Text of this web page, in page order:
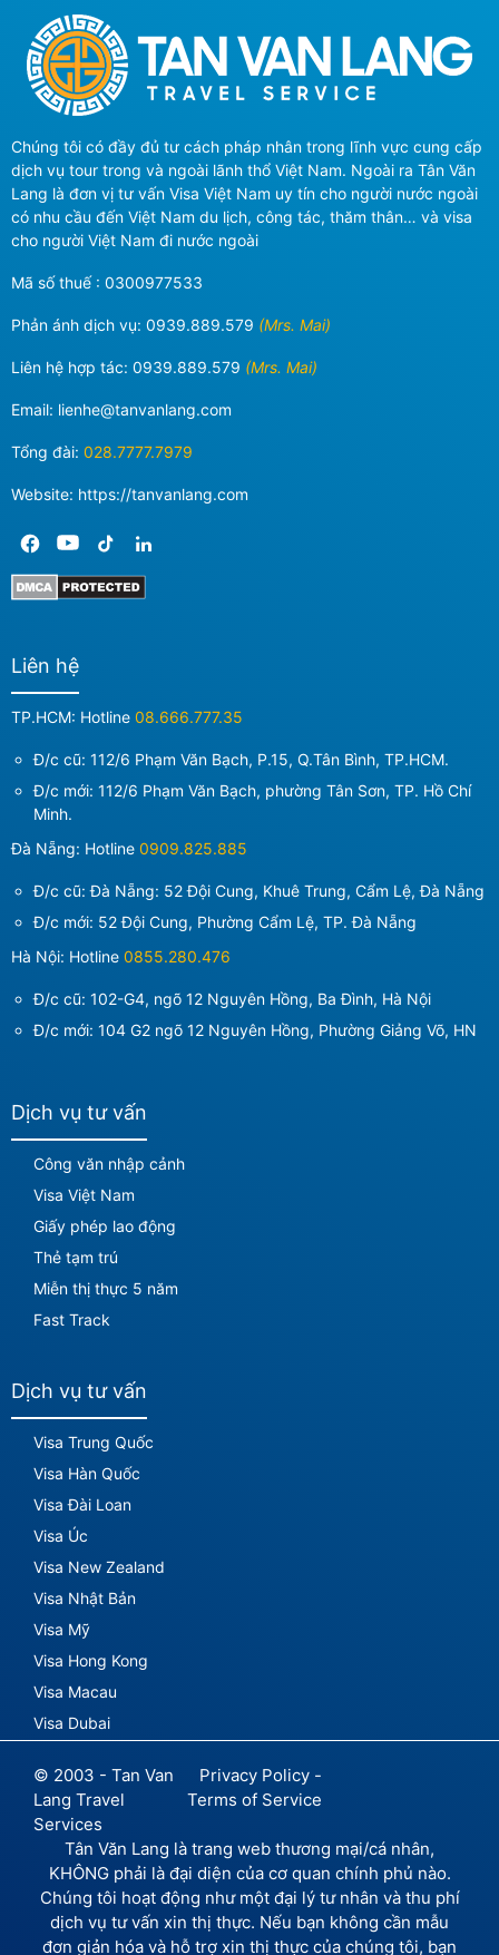
Chúng tôi có đầy đủ tư cách pháp nhân trong lĩnh vực cung cấp
dịch vụ tour trong và ngoài lãnh thổ Việt Nam. Ngoài ra Tân Văn
Lang là đơn vị tư vấn Visa Việt Nam uy tín cho người nước ngoài
có nhu cầu đến Việt Nam du lịch, công tác, thăm thân… và visa
cho người Việt Nam đi nước ngoài
Mã số thuế : 0300977533
Phản ánh dịch vụ: 0939.889.579 (Mrs. Mai)
Liên hệ hợp tác: 0939.889.579 (Mrs. Mai)
Email: lienhe@tanvanlang.com
Tổng đài: 028.7777.7979
Website: https://tanvanlang.com
Liên hệ
TP.HCM: Hotline 08.666.777.35
Đ/c cũ: 112/6 Phạm Văn Bạch, P.15, Q.Tân Bình, TP.HCM.
Đ/c mới: 112/6 Phạm Văn Bạch, phường Tân Sơn, TP. Hồ Chí
Minh.
Đà Nẵng: Hotline 0909.825.885
Đ/c cũ: Đà Nẵng: 52 Đội Cung, Khuê Trung, Cẩm Lệ, Đà Nẵng
Đ/c mới: 52 Đội Cung, Phường Cẩm Lệ, TP. Đà Nẵng
Hà Nội: Hotline 0855.280.476
Đ/c cũ: 102-G4, ngõ 12 Nguyên Hồng, Ba Đình, Hà Nội
Đ/c mới: 104 G2 ngõ 12 Nguyên Hồng, Phường Giảng Võ, HN
Dịch vụ tư vấn
Công văn nhập cảnh
Visa Việt Nam
Giấy phép lao động
Thẻ tạm trú
Miễn thị thực 5 năm
Fast Track
Dịch vụ tư vấn
Visa Trung Quốc
Visa Hàn Quốc
Visa Đài Loan
Visa Úc
Visa New Zealand
Visa Nhật Bản
Visa Mỹ
Visa Hong Kong
Visa Macau
Visa Dubai
© 2003 - Tan Van
Lang Travel
Services
Privacy Policy -
Terms of Service
Tân Văn Lang là trang web thương mại/cá nhân,
KHÔNG phải là đại diện của cơ quan chính phủ nào.
Chúng tôi hoạt động như một đại lý tư nhân và thu phí
dịch vụ tư vấn xin thị thực. Nếu bạn không cần mẫu
đơn giản hóa và hỗ trợ xin thị thực của chúng tôi, bạn